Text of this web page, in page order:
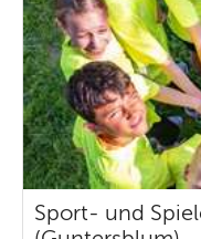
Sport- und